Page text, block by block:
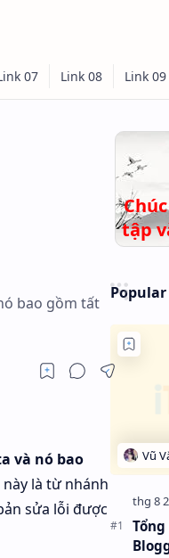
bao gồm tất
và nó bao
là từ nhánh
sửa lỗi được
tập
Popular